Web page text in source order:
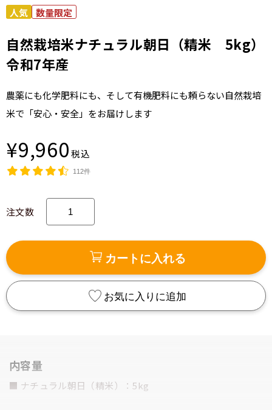
自然栽培米ナチュラル朝日（精米 5kg）
令和7年産
農薬にも化学肥料にも、そして有機肥料にも頼らない自然栽培
米で「安心・安全」をお届けします
¥9,960 税込
112件
注文数
カートに入れる
お気に入りに追加
内容量
■ ナチュラル朝日（精米）：5kg